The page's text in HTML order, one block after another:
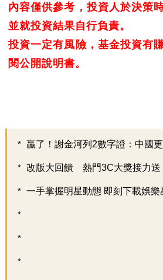
內容僅供參考，投資人於決策
並就投資結果自行負責。
投資一定有風險，基金投資有
閱公開說明書。
贏了！謝金河列2數字證：中國
改版大回饋 熱門3C大獎接力送
一手掌握明星動態 即刻下載娛樂